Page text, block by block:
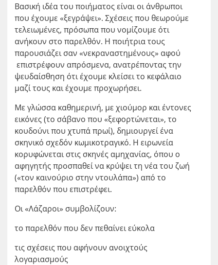
Βασική ιδέα του ποιήματος είναι οι άνθρωποι
που έχουμε «ξεγράψει». Σχέσεις που θεωρούμε
τελειωμένες, πρόσωπα που νομίζουμε ότι
ανήκουν στο παρελθόν. Η ποιήτρια τους
παρουσιάζει σαν «νεκραναστημένους» αφού
επιστρέφουν απρόσμενα, ανατρέποντας την
ψευδαίσθηση ότι έχουμε κλείσει το κεφάλαιο
μαζί τους και έχουμε προχωρήσει.
Με γλώσσα καθημερινή, με χιούμορ και έντονες
εικόνες (το σάβανο που «ξεφορτώνεται», το
κουδούνι που χτυπά πρωί), δημιουργεί ένα
σκηνικό σχεδόν κωμικοτραγικό. Η ειρωνεία
κορυφώνεται στις σκηνές αμηχανίας, όπου ο
αφηγητής προσπαθεί να κρύψει τη νέα του ζωή
(«τον καινούριο στην ντουλάπα») από το
παρελθόν που επιστρέφει.
Οι «Λάζαροι» συμβολίζουν:
το παρελθόν που δεν πεθαίνει εύκολα
τις σχέσεις που αφήνουν ανοιχτούς
λογαριασμούς